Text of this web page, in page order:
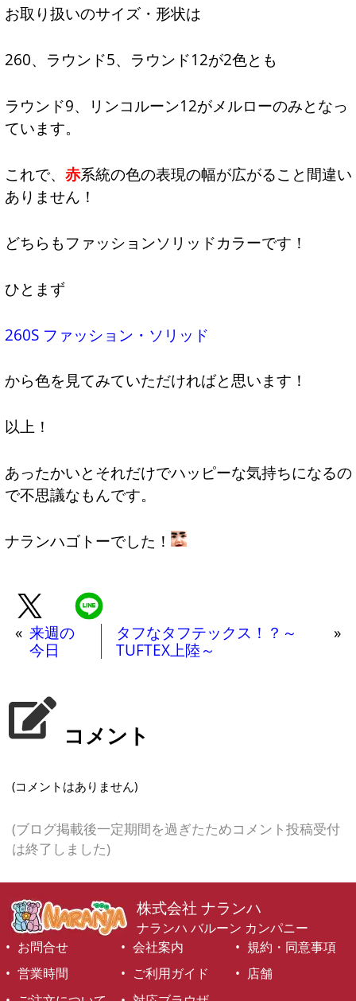
お取り扱いのサイズ・形状は
260、ラウンド5、ラウンド12が2色とも
ラウンド9、リンコルーン12がメルローのみとなっ
ています。
これで、 赤系統の色の表現の幅が広がること間違い
ありません！
どちらもファッションソリッドカラーです！
ひとまず
260S ファッション・ソリッド
から色を見てみていただければと思います！
以上！
あったかいとそれだけでハッピーな気持ちになるの
で不思議なもんです。
ナランハゴトーでした！
« 来週の
今日
タフなタフテックス！？～
TUFTEX上陸～
»
コメント
(コメントはありません)
(ブログ掲載後一定期間を過ぎたためコメント投稿受付
は終了しました)
株式会社 ナランハ
ナランハ バルーン カンパニー
お問合せ
会社案内
規約・同意事項
営業時間
ご利用ガイド
店舗